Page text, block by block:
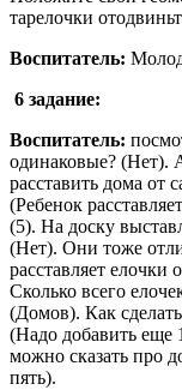
тарелочки
Воспитатель:
6 задание:
Воспитатель:
одинаковые? (Нет).
расставить дома от
(Ребенок
(5). На доску
(Нет). Они тоже
расставляет елочки
Сколько всего
(Домов). Как
(Надо добавить еще
можно сказать про
пять).